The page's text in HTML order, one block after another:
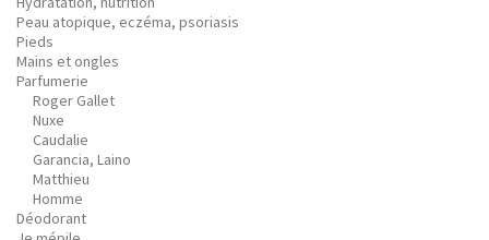
Peau atopique, eczéma, psoriasis
Pieds
Mains et ongles
Parfumerie
Roger Gallet
Nuxe
Caudalie
Garancia, Laino
Matthieu
Homme
Déodorant